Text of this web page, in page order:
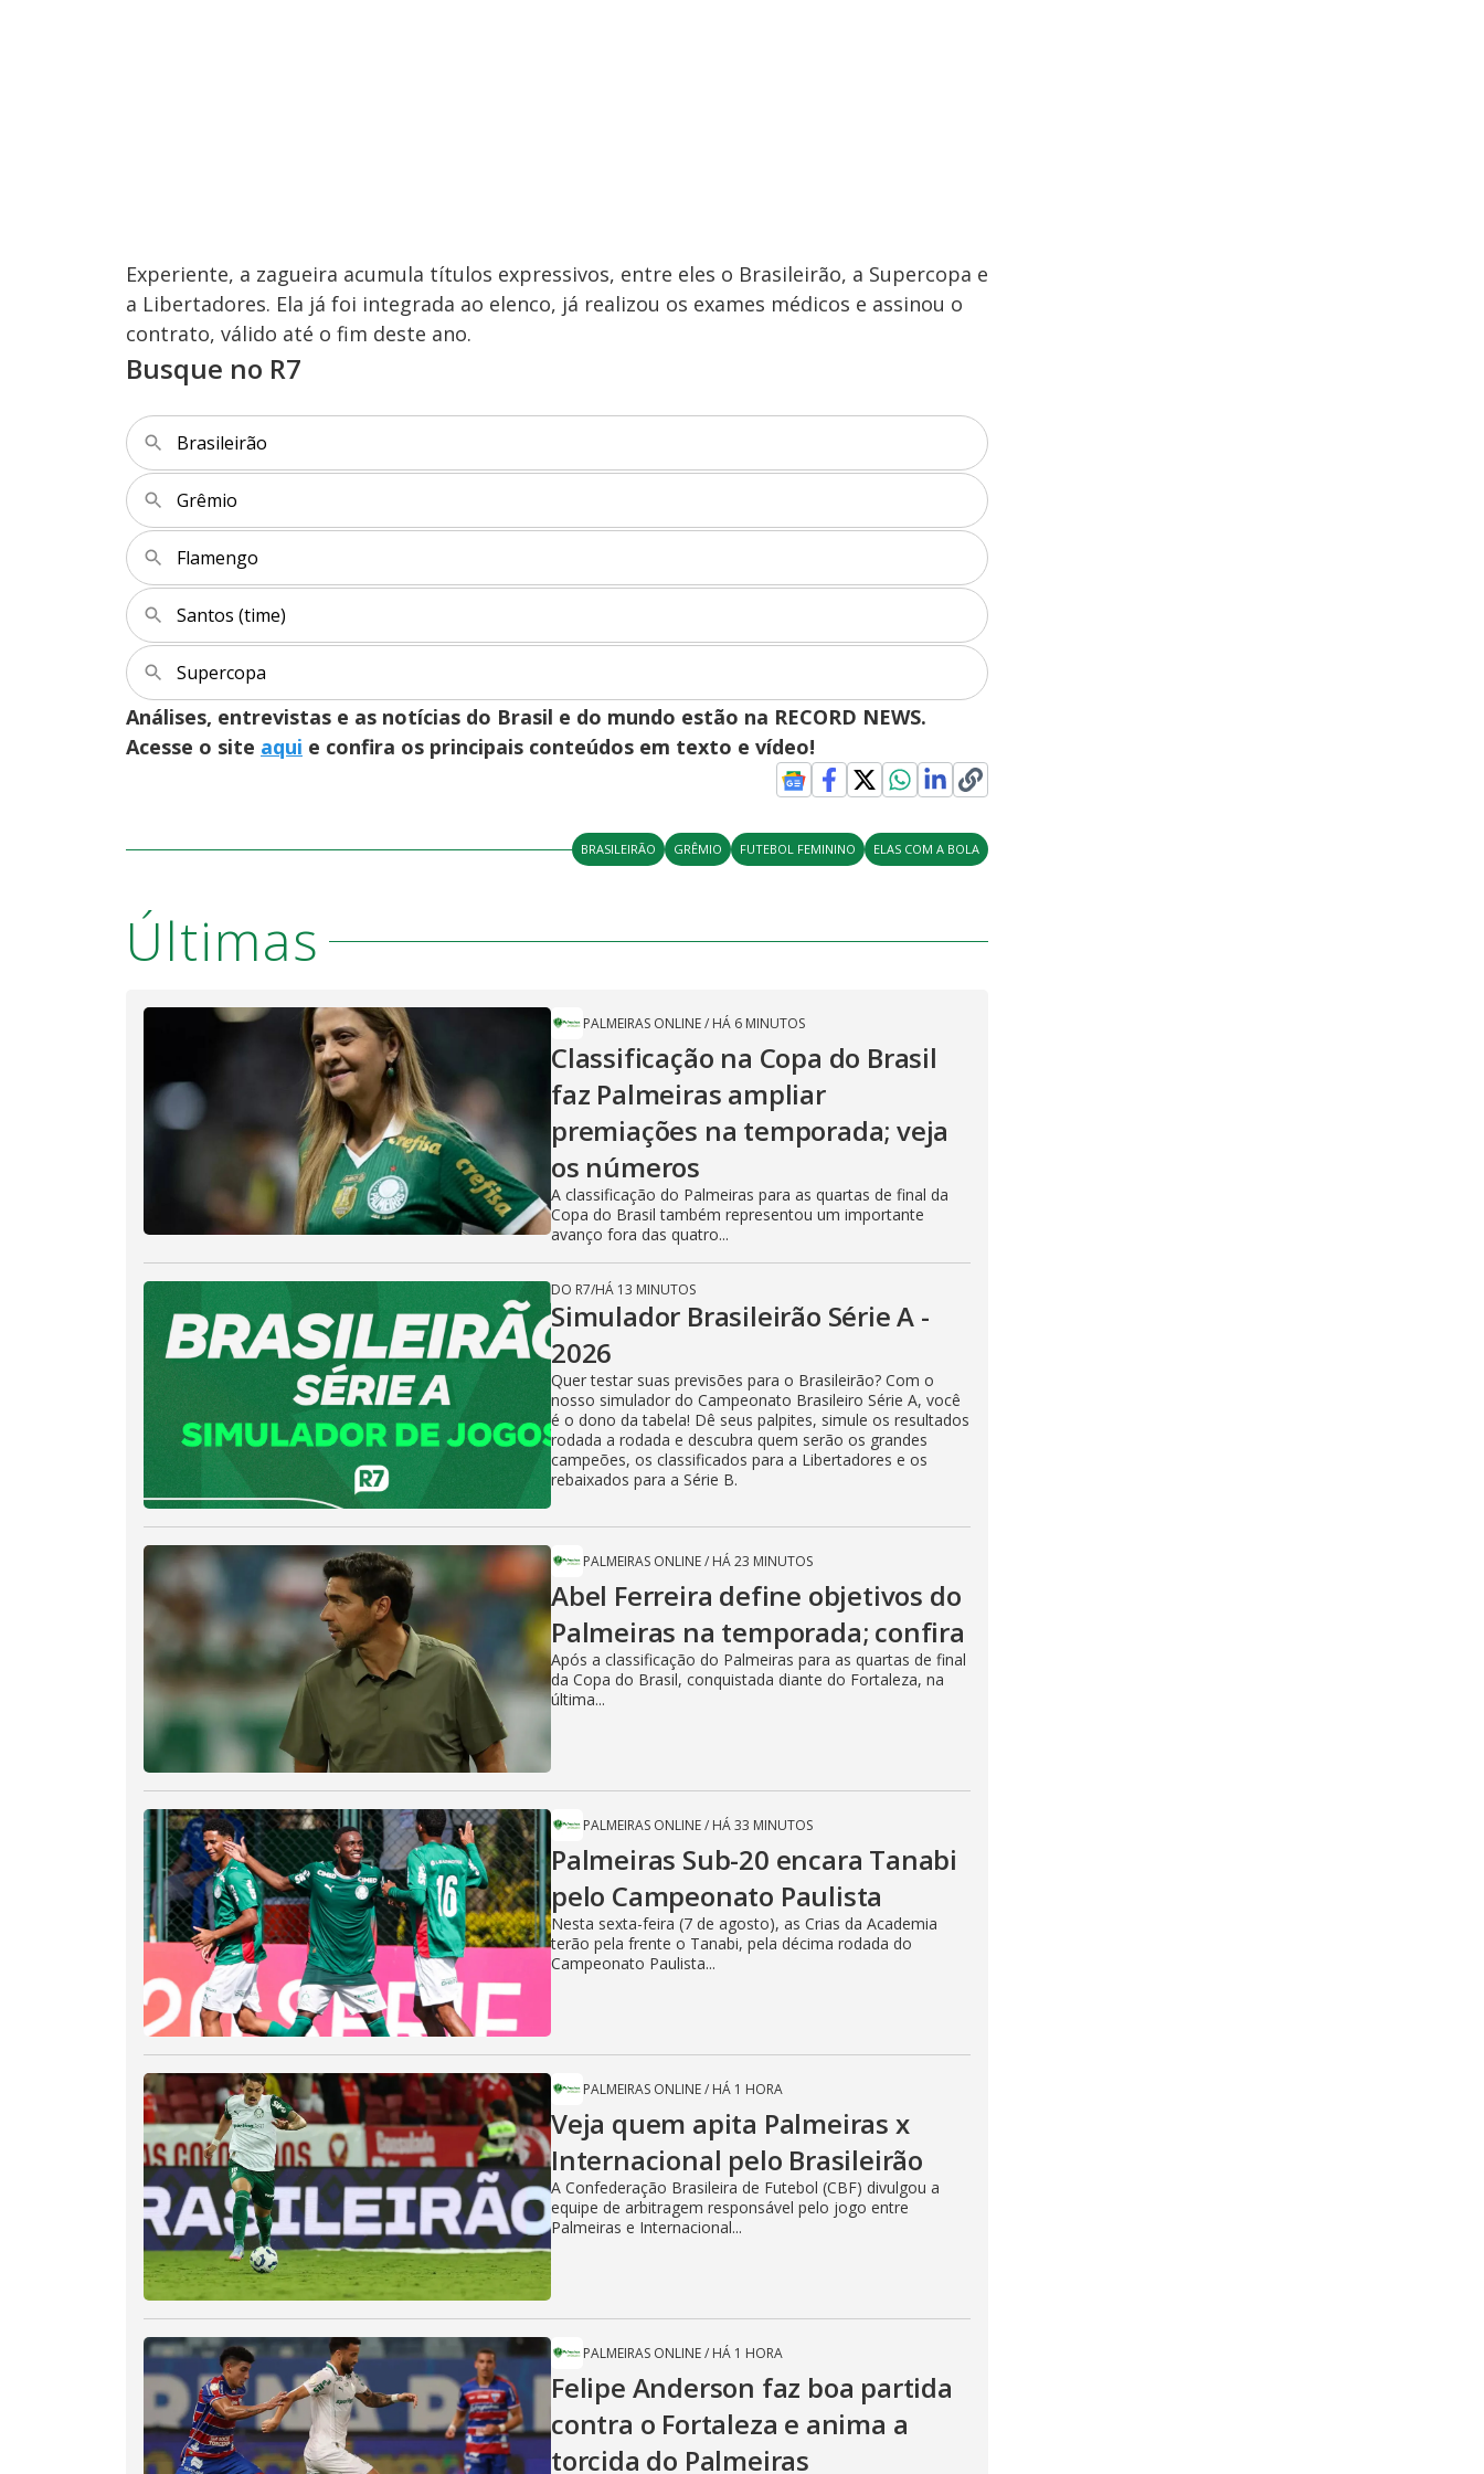
d
o
Experiente, a zagueira acumula títulos expressivos, entre eles o Brasileirão, a Supercopa e
a Libertadores. Ela já foi integrada ao elenco, já realizou os exames médicos e assinou o
contrato, válido até o fim deste ano.
Busque no R7
Brasileirão
Grêmio
Flamengo
Santos (time)
Supercopa
Análises, entrevistas e as notícias do Brasil e do mundo estão na RECORD NEWS.
Acesse o site aqui e confira os principais conteúdos em texto e vídeo!
BRASILEIRÃO GRÊMIO FUTEBOL FEMININO ELAS COM A BOLA
Últimas
PALMEIRAS ONLINE/ HÁ 6 MINUTOS
Classificação na Copa do Brasil
faz Palmeiras ampliar
premiações na temporada; veja
os números
A classificação do Palmeiras para as quartas de final da
Copa do Brasil também representou um importante
avanço fora das quatro...
DO R7/HÁ 13 MINUTOS
Simulador Brasileirão Série A -
2026
Quer testar suas previsões para o Brasileirão? Com o
nosso simulador do Campeonato Brasileiro Série A, você
é o dono da tabela! Dê seus palpites, simule os resultados
rodada a rodada e descubra quem serão os grandes
campeões, os classificados para a Libertadores e os
rebaixados para a Série B.
PALMEIRAS ONLINE/ HÁ 23 MINUTOS
Abel Ferreira define objetivos do
Palmeiras na temporada; confira
Após a classificação do Palmeiras para as quartas de final
da Copa do Brasil, conquistada diante do Fortaleza, na
última...
PALMEIRAS ONLINE/ HÁ 33 MINUTOS
Palmeiras Sub-20 encara Tanabi
pelo Campeonato Paulista
Nesta sexta-feira (7 de agosto), as Crias da Academia
terão pela frente o Tanabi, pela décima rodada do
Campeonato Paulista...
PALMEIRAS ONLINE/ HÁ 1 HORA
Veja quem apita Palmeiras x
Internacional pelo Brasileirão
A Confederação Brasileira de Futebol (CBF) divulgou a
equipe de arbitragem responsável pelo jogo entre
Palmeiras e Internacional...
PALMEIRAS ONLINE/ HÁ 1 HORA
Felipe Anderson faz boa partida
contra o Fortaleza e anima a
torcida do Palmeiras